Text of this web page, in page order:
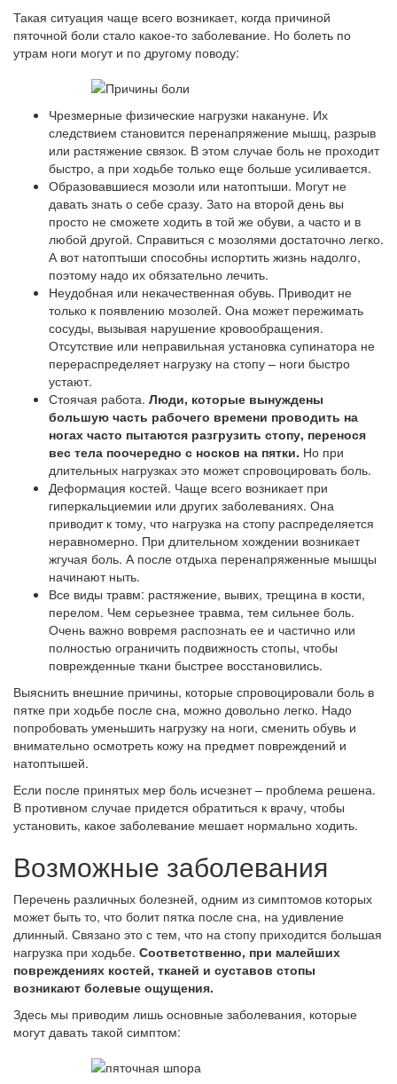
Такая ситуация чаще всего возникает, когда причиной
пяточной боли стало какое-то заболевание. Но болеть по
утрам ноги могут и по другому поводу:
Чрезмерные физические нагрузки накануне. Их
следствием становится перенапряжение мышц, разрыв
или растяжение связок. В этом случае боль не проходит
быстро, а при ходьбе только еще больше усиливается.
Образовавшиеся мозоли или натоптыши. Могут не
давать знать о себе сразу. Зато на второй день вы
просто не сможете ходить в той же обуви, а часто и в
любой другой. Справиться с мозолями достаточно легко.
А вот натоптыши способны испортить жизнь надолго,
поэтому надо их обязательно лечить.
Неудобная или некачественная обувь. Приводит не
только к появлению мозолей. Она может пережимать
сосуды, вызывая нарушение кровообращения.
Отсутствие или неправильная установка супинатора не
перераспределяет нагрузку на стопу – ноги быстро
устают.
Стоячая работа. Люди, которые вынуждены
большую часть рабочего времени проводить на
ногах часто пытаются разгрузить стопу, перенося
вес тела поочередно с носков на пятки. Но при
длительных нагрузках это может спровоцировать боль.
Деформация костей. Чаще всего возникает при
гиперкальциемии или других заболеваниях. Она
приводит к тому, что нагрузка на стопу распределяется
неравномерно. При длительном хождении возникает
жгучая боль. А после отдыха перенапряженные мышцы
начинают ныть.
Все виды травм: растяжение, вывих, трещина в кости,
перелом. Чем серьезнее травма, тем сильнее боль.
Очень важно вовремя распознать ее и частично или
полностью ограничить подвижность стопы, чтобы
поврежденные ткани быстрее восстановились.
Выяснить внешние причины, которые спровоцировали боль в
пятке при ходьбе после сна, можно довольно легко. Надо
попробовать уменьшить нагрузку на ноги, сменить обувь и
внимательно осмотреть кожу на предмет повреждений и
натоптышей.
Если после принятых мер боль исчезнет – проблема решена.
В противном случае придется обратиться к врачу, чтобы
установить, какое заболевание мешает нормально ходить.
Возможные заболевания
Перечень различных болезней, одним из симптомов которых
может быть то, что болит пятка после сна, на удивление
длинный. Связано это с тем, что на стопу приходится большая
нагрузка при ходьбе. Соответственно, при малейших
повреждениях костей, тканей и суставов стопы
возникают болевые ощущения.
Здесь мы приводим лишь основные заболевания, которые
могут давать такой симптом: